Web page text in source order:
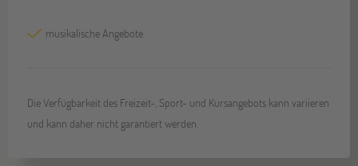
musikalische Angebote
Die Verfügbarkeit des Freizeit-, Sport- und Kursangebots kann variieren
und kann daher nicht garantiert werden.